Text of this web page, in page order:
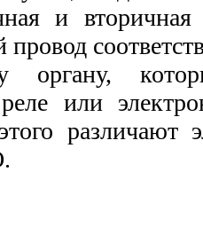
и
органу,
реле или
различают